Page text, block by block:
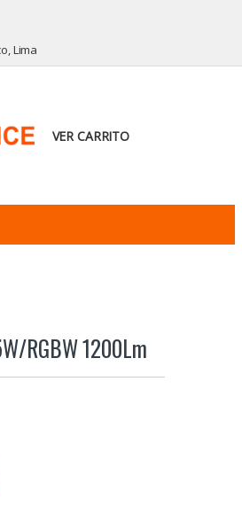
Lima
VER CARRITO
RGBW 1200Lm